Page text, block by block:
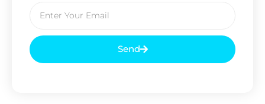
Send